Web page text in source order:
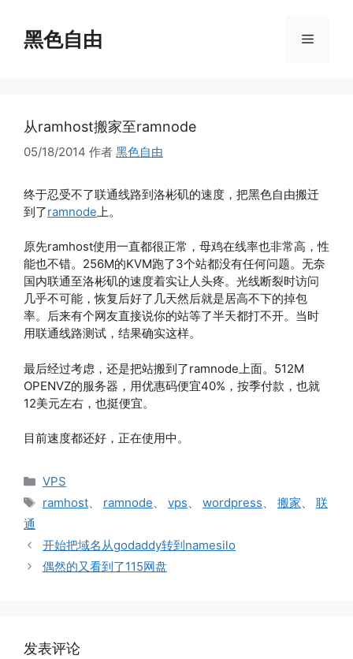
黑色自由 菜
从ramhost搬家至ramnode
05/18/2014 作者 黑色自由
终于忍受不了联通线路到洛彬矶的速度，把黑色自由搬迁
到了ramnode 上。
原先ramhost使用一直都很正常，母鸡在线率也非常高，性
能也不错。256M的KVM跑了3个站都没有任何问题。无奈
国内联通至洛彬矶的速度着实让人头疼。光线断裂时访问
几乎不可能，恢复后好了几天然后就是居高不下的掉包
率。后来有个网友直接说你的站等了半天都打不开。当时
用联通线路测试，结果确实这样。
最后经过考虑，还是把站搬到了ramnode上面。512M
OPENVZ的服务器，用优惠码便宜40%，按季付款，也就
12美元左右，也挺便宜。
目前速度都还好，正在使用中。
分
VPS
标
ramhost、 ramnode、 vps、 wordpress、 搬家、 联
通
开始把域名从godaddy转到namesilo
偶然的又看到了115网盘
发表评论